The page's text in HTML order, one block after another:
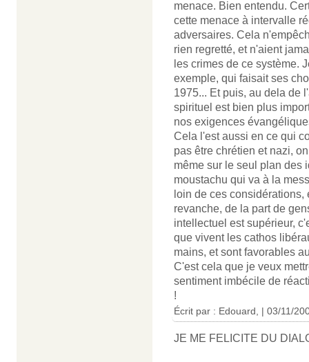
menace. Bien entendu.
cette menace à intervalle
adversaires. Cela
rien regretté, et n'aient
les crimes de ce système.
exemple, qui faisait ses
1975... Et puis, au dela de
spirituel est bien plus
nos exigences
Cela l'est aussi en ce qui
pas être chrétien et nazi,
même sur le seul plan des
moustachu qui va à la
loin de ces
revanche, de la part de
intellectuel est supérieur,
que vivent les cathos
mains, et sont favorables
C'est cela que je veux
sentiment imbécile de
!
Écrit par : Edouard, | 03/11/
JE ME FELICITE DU